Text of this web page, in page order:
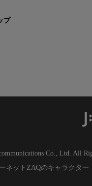
プ
Co., Ltd. All
ネットZAQのキャラクター